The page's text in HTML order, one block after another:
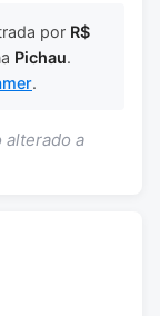
por R$
Pichau.
.
alterado a